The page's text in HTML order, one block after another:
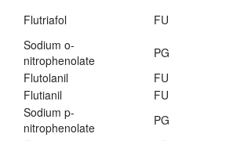
Flutriafol
FU
Sodium o-
nitrophenolate
PG
Flutolanil
FU
Flutianil
FU
Sodium p-
nitrophenolate
PG